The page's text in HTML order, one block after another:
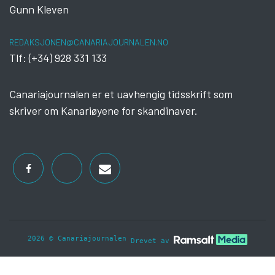
Gunn Kleven
REDAKSJONEN@CANARIAJOURNALEN.NO
Tlf: (+34) 928 331 133
Canariajournalen er et uavhengig tidsskrift som
skriver om Kanariøyene for skandinaver.
2026 © Canariajournalen Drevet av